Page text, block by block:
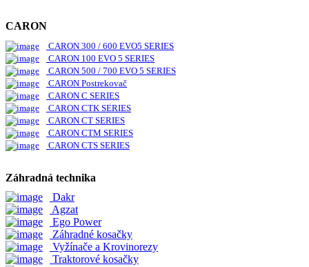
CARON
CARON 300 / 600 EVO5 SERIES
CARON 100 EVO 5 SERIES
CARON 500 / 700 EVO 5 SERIES
CARON Postrekovač
CARON C SERIES
CARON CTK SERIES
CARON CT SERIES
CARON CTM SERIES
CARON CTS SERIES
Záhradná technika
Dakr
Agzat
Ego Power
Záhradné kosačky
Vyžínače a Krovinorezy
Traktorové kosačky